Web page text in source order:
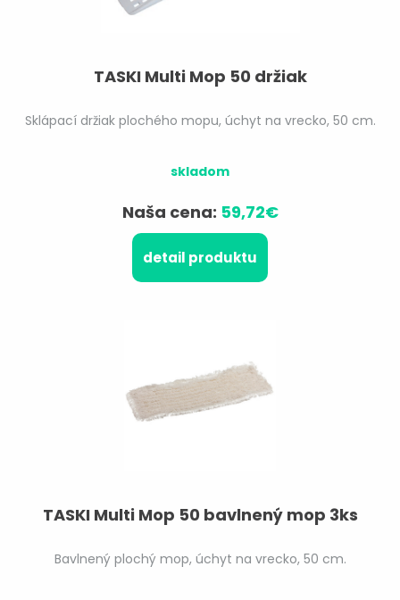
TASKI Multi Mop 50 držiak
Sklápací držiak plochého mopu, úchyt na vrecko, 50 cm.
skladom
Naša cena: 59,72€
detail produktu
TASKI Multi Mop 50 bavlnený mop 3ks
Bavlnený plochý mop, úchyt na vrecko, 50 cm.